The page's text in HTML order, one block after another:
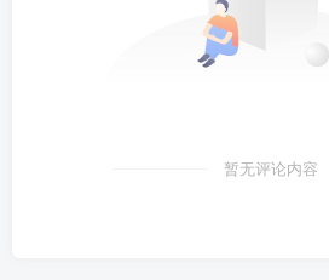
暂无评论内容